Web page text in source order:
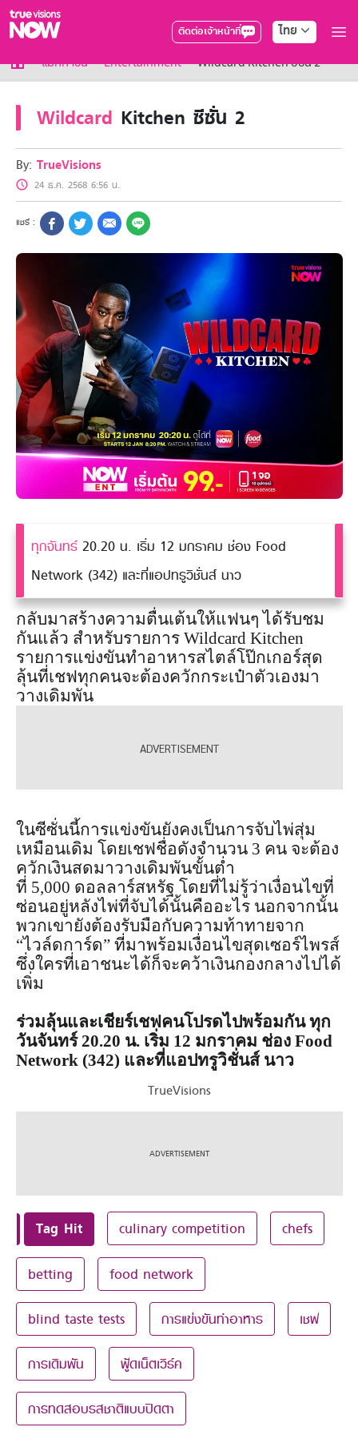
ติดต่อเจ้าหน้าที่ ไทย
True AF2026
แพ็กเกจ
NOW SPORTS
NOW Muay Thai
แพ็กเกจทรูวิชันส์นาวทั้งหมด
เคเบิลและจานดาวเทียม
สิทธิพิเศษ
สิทธิพิเศษลูกค้าทรูวิชั่นส์
แพ็กเกจสำหรับผู้ประกอบการ
หาร้านร่วมรายการ
FAQs
แม็กกาซีน Entertainment Wildcard Kitchen ซีซั่น 2
Wildcard Kitchen ซีซั่น 2
By: TrueVisions
24 ธ.ค. 2568 6:56 น.
ทุกจันทร์ 20.20 น. เริ่ม 12 มกราคม ช่อง Food
Network (342) และที่แอปทรูวิชั่นส์ นาว
กลับมาสร้างความตื่นเต้นให้แฟนๆ ได้รับชม
กันแล้ว สำหรับรายการ Wildcard Kitchen
รายการแข่งขันทำอาหารสไตล์โป๊กเกอร์สุด
ลุ้นที่เชฟทุกคนจะต้องควักกระเป๋าตัวเองมา
วางเดิมพัน
ในซีซั่นนี้การแข่งขันยังคงเป็นการจับไพ่สุ่ม
เหมือนเดิม โดยเชฟชื่อดังจำนวน 3 คน จะต้อง
ควักเงินสดมาวางเดิมพันขั้นต่ำ
ที่ 5,000 ดอลลาร์สหรัฐ โดยที่ไม่รู้ว่าเงื่อนไขที่
ซ่อนอยู่หลังไพ่ที่จับได้นั้นคืออะไร นอกจากนั้น
พวกเขายังต้องรับมือกับความท้าทายจาก
“ไวล์ดการ์ด” ที่มาพร้อมเงื่อนไขสุดเซอร์ไพรส์
ซึ่งใครที่เอาชนะได้ก็จะคว้าเงินกองกลางไปได้
เพิ่ม
ร่วมลุ้นและเชียร์เชฟคนโปรดไปพร้อมกัน ทุก
วันจันทร์20.20 น. เริ่ม 12 มกราคม ช่อง Food
Network (342) และที่แอปทรูวิชั่นส์ นาว
TrueVisions
Tag Hit culinary competition chefs
betting food network
blind taste tests การแข่งขันทำอาหาร เชฟ
การเดิมพัน ฟู้ดเน็ตเวิร์ค
การทดสอบรสชาติแบบปิดตา